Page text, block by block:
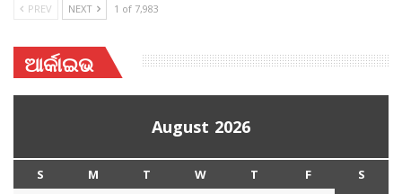
PREV NEXT 1 of 7,983
ଆର୍କାଇଭ
August 2026
S M T W T F
S